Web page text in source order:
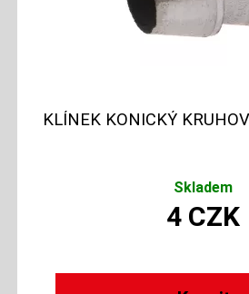
KLÍNEK KONICKÝ
Skladem
4 CZK